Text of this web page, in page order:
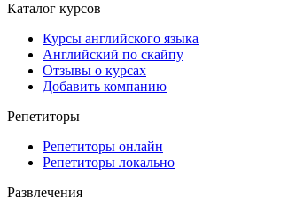
Каталог курсов
Курсы английского языка
Английский по скайпу
Отзывы о курсах
Добавить компанию
Репетиторы
Репетиторы онлайн
Репетиторы локально
Развлечения